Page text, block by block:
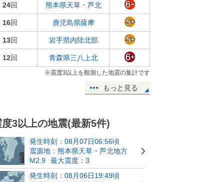
24回 熊本県天草・芦北
16回 鹿児島県薩摩
13回 岩手県内陸北部
12回 青森県三八上北
※震度3以上を観測した地震の集計です
もっと見る
度3以上の地震(最新5件)
発生時刻：08月07日06:56頃
震源地：熊本県天草・芦北地方
M2.9
最大震度：3
発生時刻：08月06日19:49頃